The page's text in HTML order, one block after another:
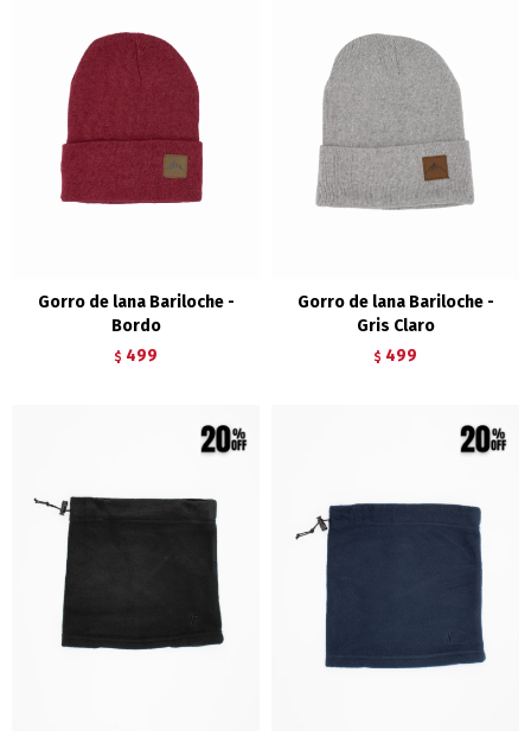
Gorro de lana Bariloche -
Bordo
$ 499
Gorro de lana Bariloche -
Gris Claro
$ 499